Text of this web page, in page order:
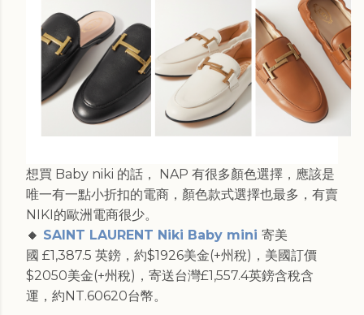
想買 Baby niki 的話， NAP 有很多顏色選擇，應該是
唯一有一點小折扣的電商，顏色款式選擇也最多，有賣
NIKI的歐洲電商很少。
🔸 SAINT LAURENT Niki Baby mini 寄美
國 £1,387.5 英鎊，約$1926美金(+州稅)，美國訂價
$2050美金(+州稅)，寄送台灣£1,557.4英鎊含稅含
運，約NT.60620台幣。